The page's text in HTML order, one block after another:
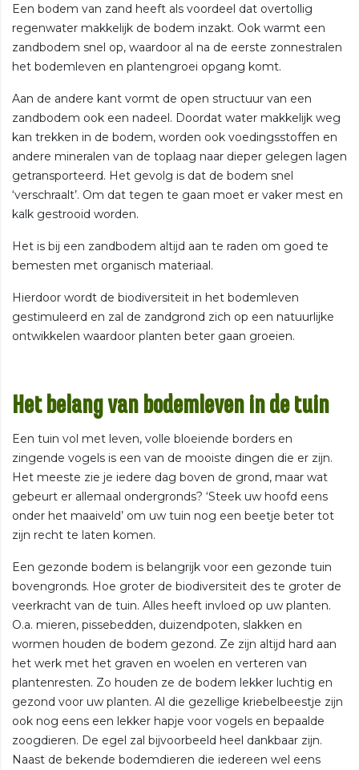
Een bodem van zand heeft als voordeel dat overtollig
regenwater makkelijk de bodem inzakt. Ook warmt een
zandbodem snel op, waardoor al na de eerste zonnestralen
het bodemleven en plantengroei opgang komt.
Aan de andere kant vormt de open structuur van een
zandbodem ook een nadeel. Doordat water makkelijk weg
kan trekken in de bodem, worden ook voedingsstoffen en
andere mineralen van de toplaag naar dieper gelegen lagen
getransporteerd. Het gevolg is dat de bodem snel
‘verschraalt’. Om dat tegen te gaan moet er vaker mest en
kalk gestrooid worden.
Het is bij een zandbodem altijd aan te raden om goed te
bemesten met organisch materiaal.
Hierdoor wordt de biodiversiteit in het bodemleven
gestimuleerd en zal de zandgrond zich op een natuurlijke
ontwikkelen waardoor planten beter gaan groeien.
Het belang van bodemleven in de tuin
Een tuin vol met leven, volle bloeiende borders en
zingende vogels is een van de mooiste dingen die er zijn.
Het meeste zie je iedere dag boven de grond, maar wat
gebeurt er allemaal ondergronds? ‘Steek uw hoofd eens
onder het maaiveld’ om uw tuin nog een beetje beter tot
zijn recht te laten komen.
Een gezonde bodem is belangrijk voor een gezonde tuin
bovengronds. Hoe groter de biodiversiteit des te groter de
veerkracht van de tuin. Alles heeft invloed op uw planten.
O.a. mieren, pissebedden, duizendpoten, slakken en
wormen houden de bodem gezond. Ze zijn altijd hard aan
het werk met het graven en woelen en verteren van
plantenresten. Zo houden ze de bodem lekker luchtig en
gezond voor uw planten. Al die gezellige kriebelbeestje zijn
ook nog eens een lekker hapje voor vogels en bepaalde
zoogdieren. De egel zal bijvoorbeeld heel dankbaar zijn.
Naast de bekende bodemdieren die iedereen wel eens